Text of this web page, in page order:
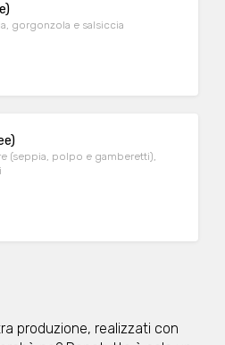
gorgonzola e salsiccia
(seppia, polpo e gamberetti),
produzione, realizzati con